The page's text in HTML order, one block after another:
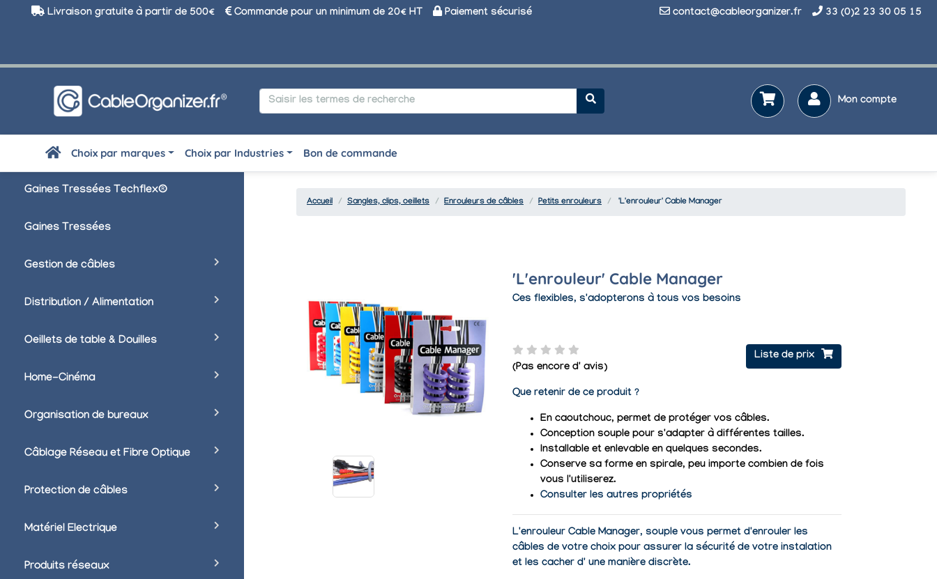
Livraison gratuite à partir de 500€ Commande pour un minimum de 20€ HT Paiement sécurisé contact@cableorganizer.fr 33 (0)2 23 30 05 15
Mon compte
Choix par marques Choix par Industries Bon de commande
Gaines Tressées Techflex®
Gaines Tressées
Gestion de câbles
Distribution / Alimentation
Oeillets de table & Douilles
Home-Cinéma
Organisation de bureaux
Câblage Réseau et Fibre Optique
Protection de câbles
Matériel Electrique
Produits réseaux
Accueil Sangles, clips, oeillets Enrouleurs de câbles Petits enrouleurs 'L'enrouleur' Cable Manager
'L'enrouleur' Cable Manager
Ces flexibles, s'adopterons à tous vos besoins
(Pas encore d' avis)
Liste de prix
Que retenir de ce produit ?
En caoutchouc, permet de protéger vos câbles.
Conception souple pour s'adapter à différentes tailles.
Installable et enlevable en quelques secondes.
Conserve sa forme en spirale, peu importe combien de fois
vous l'utiliserez.
Consulter les autres propriétés
L'enrouleur Cable Manager, souple vous permet d'enrouler les
câbles de votre choix pour assurer la sécurité de votre instalation
et les cacher d' une manière discrète.